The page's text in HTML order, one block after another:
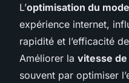
L’optimisation du
expérience internet,
rapidité et l’efficacité
Améliorer la vitesse
souvent par optimiser